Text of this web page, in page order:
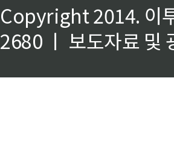
Copyright 2014. 이
2680 ㅣ 보도자료